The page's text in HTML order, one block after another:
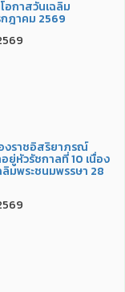
อกาสวันเฉลิม
ฎาคม 2569
งราชอิสริยาภรณ์
ยู่หัวรัชกาลที่ 10 เนื่อง
ลิมพระชนมพรรษา 28